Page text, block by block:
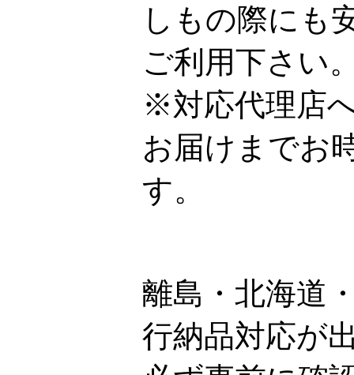
しもの際にも
ご利用下さい
※対応代理店
お届けまでお
す。
離島・北海道
行納品対応が